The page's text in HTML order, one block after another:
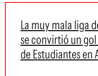
La muy mala liga
se convirtió un
de Estudiantes en